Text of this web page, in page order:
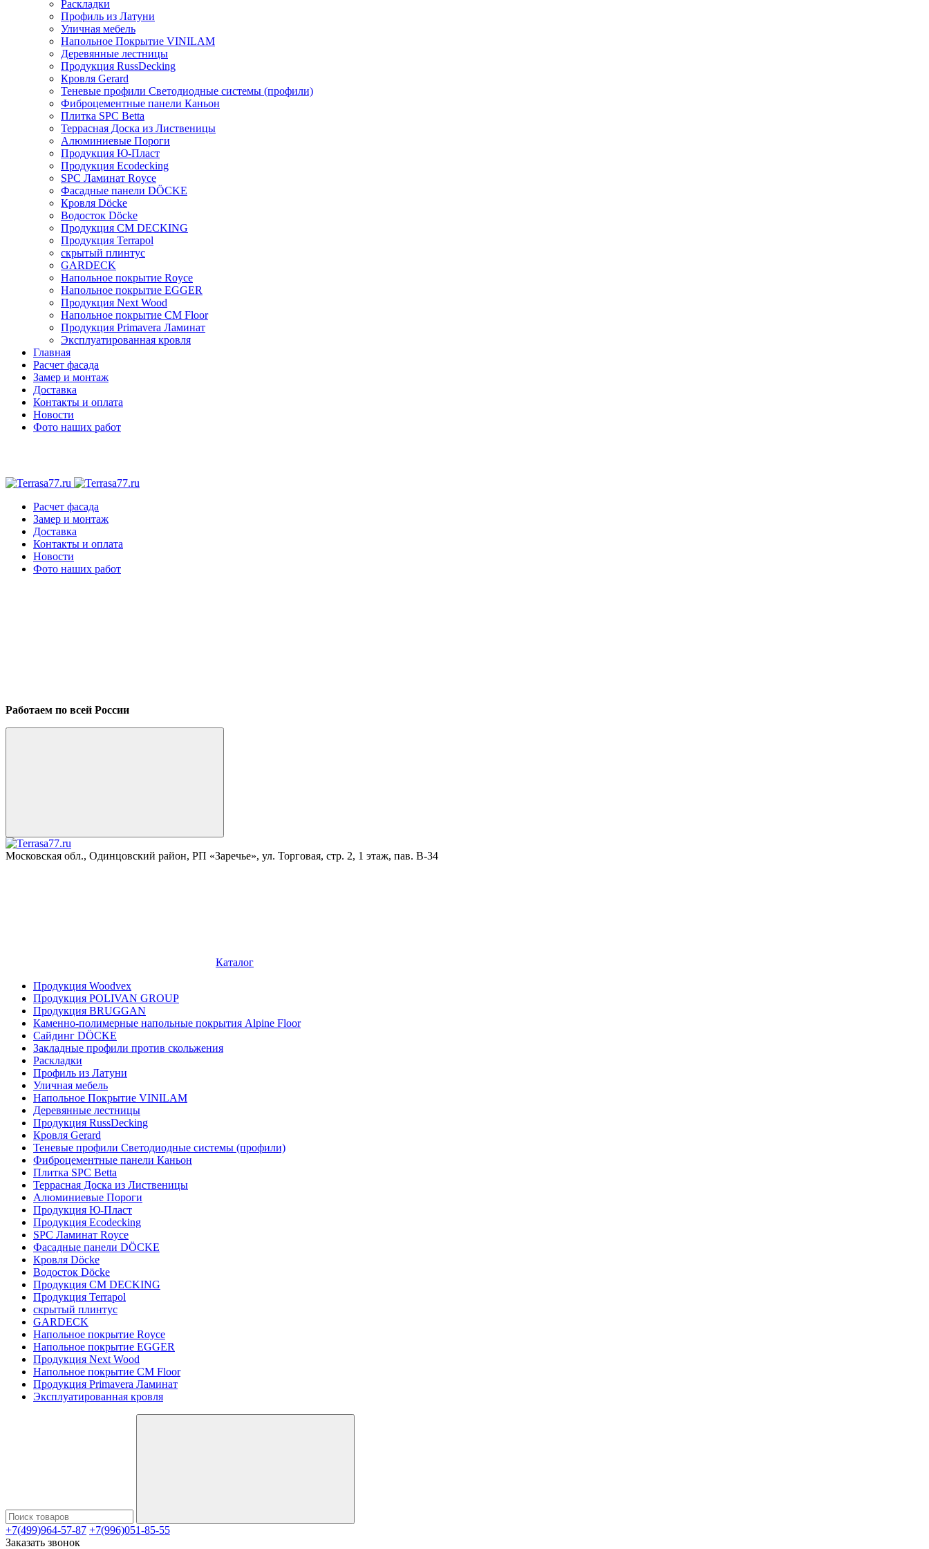
Раскладки
Профиль из Латуни
Уличная мебель
Напольное Покрытие VINILAM
Деревянные лестницы
Продукция RussDecking
Кровля Gerard
Теневые профили Светодиодные системы (профили)
Фиброцементные панели Каньон
Плитка SPC Betta
Террасная Доска из Лиственицы
Алюминиевые Пороги
Продукция Ю-Пласт
Продукция Ecodecking
SPC Ламинат Royce
Фасадные панели DÖCKE
Кровля Döcke
Водосток Döcke
Продукция CM DECKING
Продукция Terrapol
скрытый плинтус
GARDECK
Напольное покрытие Royce
Напольное покрытие EGGER
Продукция Next Wood
Напольное покрытие CM Floor
Продукция Primavera Ламинат
Эксплуатированная кровля
Главная
Расчет фасада
Замер и монтаж
Доставка
Контакты и оплата
Новости
Фото наших работ
Расчет фасада
Замер и монтаж
Доставка
Контакты и оплата
Новости
Фото наших работ
Работаем по всей России
Московская обл., Одинцовский район, РП «Заречье», ул. Торговая, стр. 2, 1 этаж, пав. B-34
Каталог
Продукция Woodvex
Продукция POLIVAN GROUP
Продукция BRUGGAN
Каменно-полимерные напольные покрытия Alpine Floor
Сайдинг DÖCKE
Закладные профили против скольжения
Раскладки
Профиль из Латуни
Уличная мебель
Напольное Покрытие VINILAM
Деревянные лестницы
Продукция RussDecking
Кровля Gerard
Теневые профили Светодиодные системы (профили)
Фиброцементные панели Каньон
Плитка SPC Betta
Террасная Доска из Лиственицы
Алюминиевые Пороги
Продукция Ю-Пласт
Продукция Ecodecking
SPC Ламинат Royce
Фасадные панели DÖCKE
Кровля Döcke
Водосток Döcke
Продукция CM DECKING
Продукция Terrapol
скрытый плинтус
GARDECK
Напольное покрытие Royce
Напольное покрытие EGGER
Продукция Next Wood
Напольное покрытие CM Floor
Продукция Primavera Ламинат
Эксплуатированная кровля
+7(499)964-57-87 +7(996)051-85-55
Заказать звонок